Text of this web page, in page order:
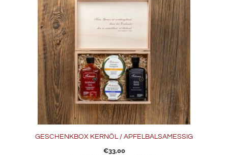
GESCHENKBOX KERNÖL / APFELBALSAMESSIG
€33,00